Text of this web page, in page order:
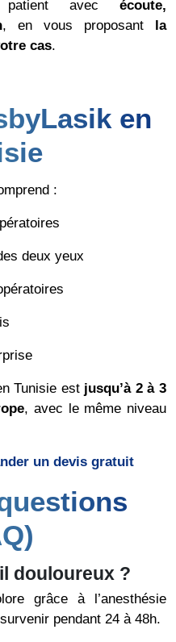
patient avec écoute,
, en vous proposant la
cas.
en
:
deux yeux
Tunisie est jusqu’à 2 à 3
, avec le même niveau
un devis gratuit
douloureux ?
grâce à l’anesthésie
pendant 24 à 48h.